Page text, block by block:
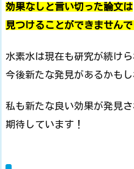
効果なしと言い切った論文は
見つけることができません
水素水は現在も研究が続け
今後新たな発見があるかもし
私も新たな良い効果が発見
期待しています！